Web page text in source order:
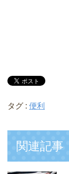
タグ : 便利
関連記事